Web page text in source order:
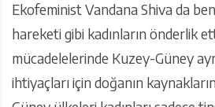
Ekofeminist Vandana Shiva da
hareketi gibi kadınların önderlik
mücadelelerinde Kuzey-Güney
ihtiyaçları için doğanın